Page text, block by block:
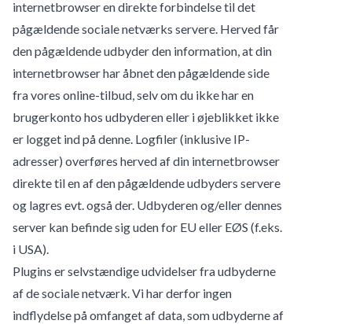
internetbrowser en direkte forbindelse til det
pågældende sociale netværks servere. Herved får
den pågældende udbyder den information, at din
internetbrowser har åbnet den pågældende side
fra vores online-tilbud, selv om du ikke har en
brugerkonto hos udbyderen eller i øjeblikket ikke
er logget ind på denne. Logfiler (inklusive IP-
adresser) overføres herved af din internetbrowser
direkte til en af den pågældende udbyders servere
og lagres evt. også der. Udbyderen og/eller dennes
server kan befinde sig uden for EU eller EØS (f.eks.
i USA).
Plugins er selvstændige udvidelser fra udbyderne
af de sociale netværk. Vi har derfor ingen
indflydelse på omfanget af data, som udbyderne af